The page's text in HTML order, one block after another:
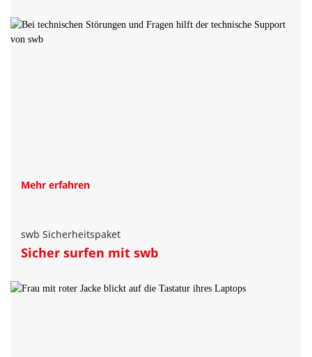
Mehr erfahren
swb Sicherheitspaket
Sicher surfen mit swb